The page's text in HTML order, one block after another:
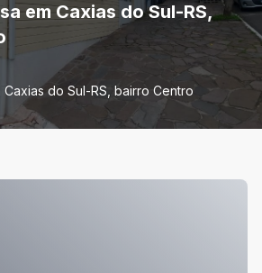
em Caxias do Sul-RS,
do Sul-RS, bairro Centro